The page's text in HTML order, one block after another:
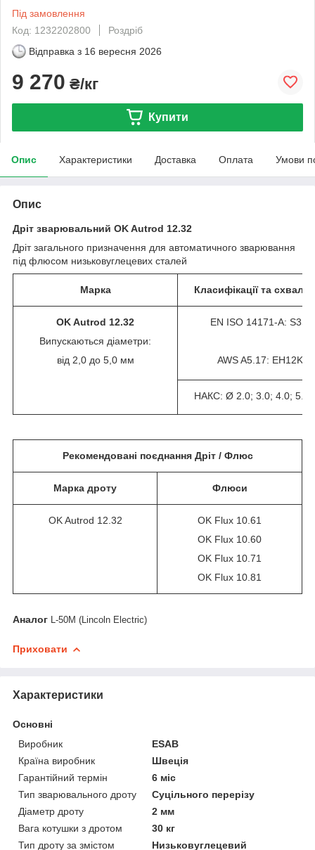
Під замовлення
Код: 1232202800
Роздріб
Відправка з 16 вересня 2026
9 270 ₴/кг
Купити
Опис Характеристики Доставка Оплата Умови
Опис
Дріт зварювальний OK Autrod 12.32
Дріт загального призначення для автоматичного зварювання
під флюсом низьковуглецевих сталей
Марка Класифікації та
OK Autrod 12.32
Випускаються діаметри:
від 2,0 до 5,0 мм
EN ISO 14171-A: S3Si
AWS A5.17: EH12K
НАКС: Ø 2.0; 3.0; 4.0; 5.0
Рекомендовані поєднання Дріт /Флюс
Марка дроту Флюси
OK Autrod 12.32
OK Flux 10.61
OK Flux 10.60
OK Flux 10.71
OK Flux 10.81
Аналог L-50М (Lincoln Electric)
Приховати
Характеристики
Основні
Виробник
ESAB
Країна виробник
Швеція
Гарантійний термін
6 міс
Тип зварювального дроту
Суцільного перерізу
Діаметр дроту
2 мм
Вага котушки з дротом
30 кг
Тип дроту за змістом
Низьковуглецевий